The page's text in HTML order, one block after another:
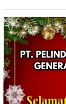
Apkowil TA 2026*